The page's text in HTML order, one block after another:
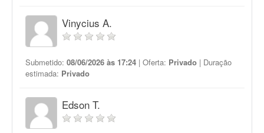
Vinycius A.
Submetido: 08/06/2026 às 17:24 | Oferta: Privado | Duração
estimada: Privado
Edson T.